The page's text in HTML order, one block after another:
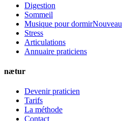
Digestion
Sommeil
Musique pour dormirNouveau
Stress
Articulations
Annuaire praticiens
nætur
Devenir praticien
Tarifs
La méthode
Contact